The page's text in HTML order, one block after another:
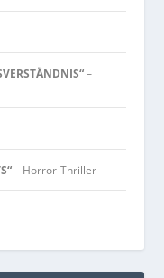
–
– Horror-Thriller